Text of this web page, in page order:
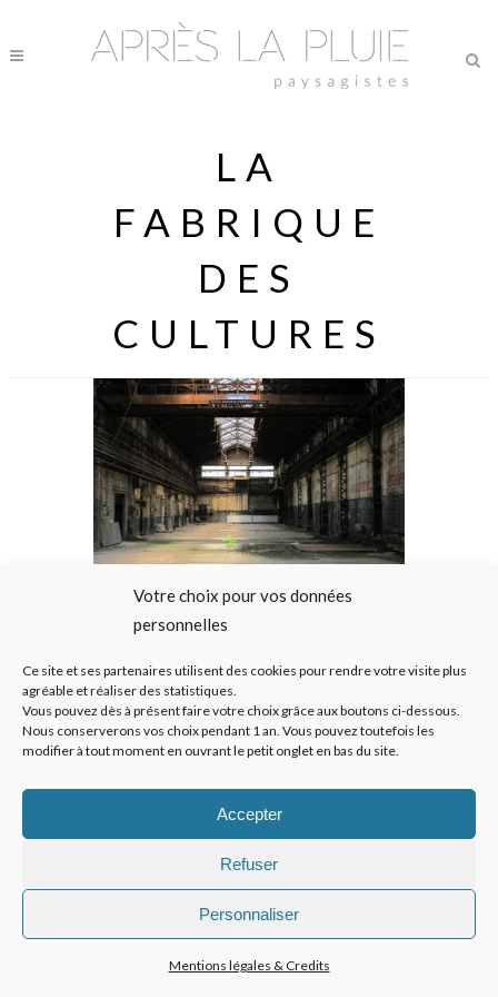
Votre choix pour vos données
personnelles
Ce site et ses partenaires utilisent des cookies pour rendre votre visite plus
agréable et réaliser des statistiques.
Vous pouvez dès à présent faire votre choix grâce aux boutons ci-dessous.
Nous conserverons vos choix pendant 1 an. Vous pouvez toutefois les
modifier à tout moment en ouvrant le petit onglet en bas du site.
Accepter
Refuser
Personnaliser
Mentions légales & Credits
LA
FABRIQUE
DES
CULTURES
03 NOVLA FABRIQUE
DES CULTURES
APRÈS LA PLUIE LAURÉATS AVEC LA
COMPAGNIE DE PHALSBOURG,
DOMINIQUE PERRAULT
POUR CONSTRUIRE LA FABRIQUES
DES CULTURES SUR L’ANCIEN SITE
DE BABCOCK À LA COURNEUVE !